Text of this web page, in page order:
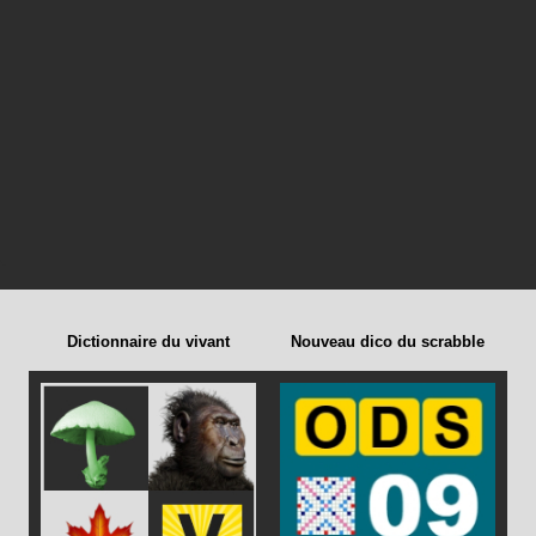
Dictionnaire du vivant Nouveau dico du scrabble